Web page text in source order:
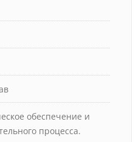
обеспечение и
процесса.